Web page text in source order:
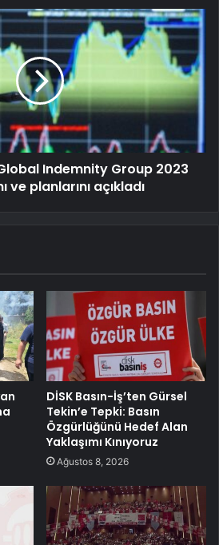
Indemnity Group 2023
ve planlarını açıkladı
DİSK Basın-İş’ten Gürsel
Tekin’e Tepki: Basın
Özgürlüğünü Hedef Alan
Yaklaşımı Kınıyoruz
Ağustos 8, 2026